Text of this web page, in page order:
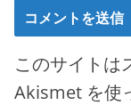
このサイトは
Akismet を使